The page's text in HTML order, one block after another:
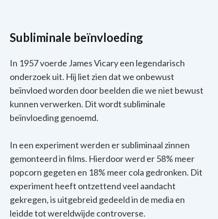
Subliminale beïnvloeding
In 1957 voerde James Vicary een legendarisch
onderzoek uit. Hij liet zien dat we onbewust
beïnvloed worden door beelden die we niet bewust
kunnen verwerken. Dit wordt subliminale
beïnvloeding genoemd.
In een experiment werden er subliminaal zinnen
gemonteerd in films. Hierdoor werd er 58% meer
popcorn gegeten en 18% meer cola gedronken. Dit
experiment heeft ontzettend veel aandacht
gekregen, is uitgebreid gedeeld in de media en
leidde tot wereldwijde controverse.